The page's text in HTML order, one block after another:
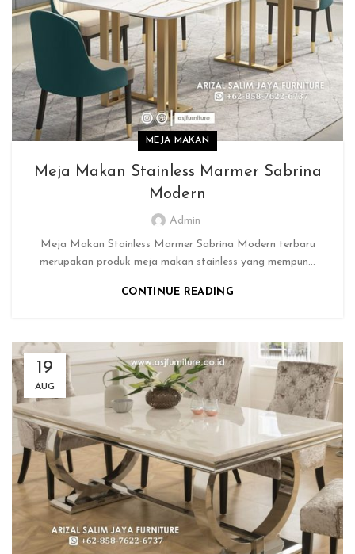
MEJA MAKAN
Meja Makan Stainless Marmer Sabrina
Modern
Admin
Meja Makan Stainless Marmer Sabrina Modern terbaru
merupakan produk meja makan stainless yang mempun...
CONTINUE READING
19
AUG